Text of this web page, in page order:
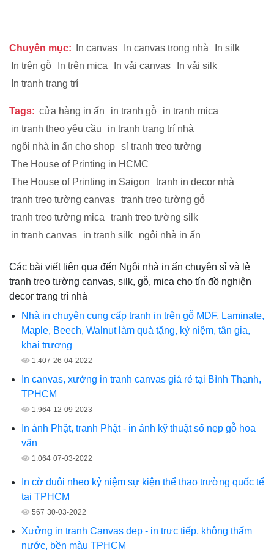
Chuyên mục: In canvas In canvas trong nhà
In silk
In trên gỗ
In trên mica In vải canvas
In vải silk
In tranh trang trí
Tags: cửa hàng in ấn in tranh gỗ
in tranh mica
in tranh theo yêu cầu
in tranh trang trí nhà
ngôi nhà in ấn cho shop sỉ tranh treo tường
The House of Printing in HCMC
The House of Printing in Saigon
tranh in decor nhà
tranh treo tường canvas tranh treo tường gỗ
tranh treo tường mica tranh treo tường silk
in tranh canvas
in tranh silk ngôi nhà in ấn
Các bài viết liên qua đến Ngôi nhà in ấn chuyên sỉ và lẻ
tranh treo tường canvas, silk, gỗ, mica cho tín đồ nghiện
decor trang trí nhà
Nhà in chuyên cung cấp tranh in trên gỗ MDF, Laminate,
Maple, Beech, Walnut làm quà tặng, kỷ niệm, tân gia,
khai trương
1.407 26-04-2022
In canvas, xưởng in tranh canvas giá rẻ tại Bình Thạnh,
TPHCM
1.964 12-09-2023
In ảnh Phật, tranh Phật - in ảnh kỹ thuật số nẹp gỗ hoa
văn
1.064 07-03-2022
In cờ đuôi nheo kỷ niệm sự kiện thể thao trường quốc tế
tại TPHCM
567 30-03-2022
Xưởng in tranh Canvas đẹp - in trực tiếp, không thấm
nước, bền màu TPHCM